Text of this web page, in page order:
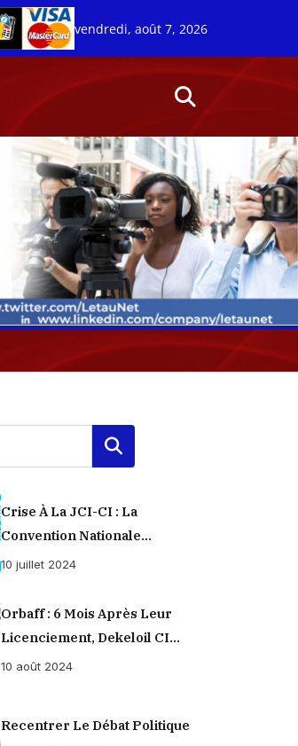
vendredi, août 7, 2026
Rechercher
Crise À La JCI-CI : La
Convention Nationale
Provisoirement Suspendue
10 juillet 2024
Orbaff : 6 Mois Après Leur
Licenciement, Dekeloil CI
Propose À Ses Ex-Ouvriers Un
10 août 2024
Recentrer Le Débat Politique